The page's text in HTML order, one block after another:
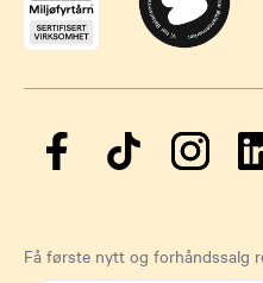
Få første nytt og forhåndssalg